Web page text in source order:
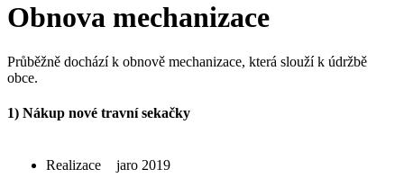
Obnova mechanizace
Průběžně dochází k obnově mechanizace, která slouží k údržbě
obce.
1) Nákup nové travní sekačky
Realizace jaro 2019